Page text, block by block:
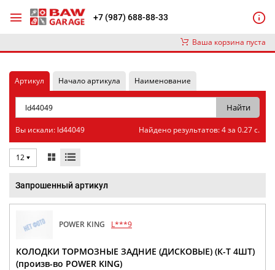
+7 (987) 688-88-33
Ваша корзина пуста
Артикул Начало артикула Наименование
Вы искали: ld44049 Найдено результатов: 4 за 0.27 с.
12
Запрошенный артикул
POWER KING L***9
КОЛОДКИ ТОРМОЗНЫЕ ЗАДНИЕ (ДИСКОВЫЕ) (К-Т 4ШТ)
(произв-во POWER KING)